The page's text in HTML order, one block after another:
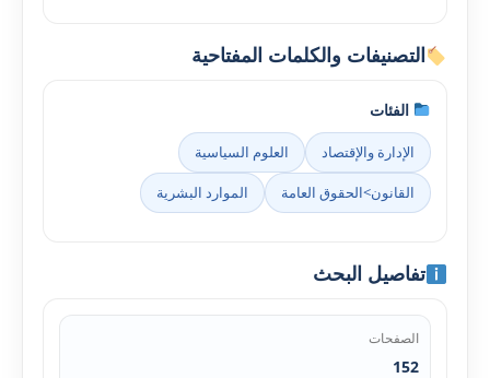
التصنيفات والكلمات المفتاحية
الفئات
الإدارة والإقتصاد العلوم السياسية
القانون>الحقوق العامة الموارد البشرية
تفاصيل البحث
الصفحات
152